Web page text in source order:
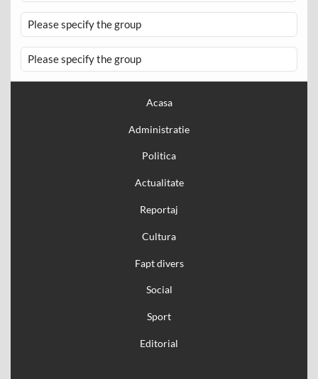
Please specify the group
Please specify the group
Acasa
Administratie
Politica
Actualitate
Reportaj
Cultura
Fapt divers
Social
Sport
Editorial